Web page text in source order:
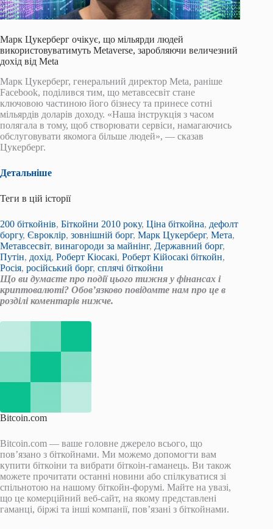
Марк Цукерберг очікує, що мільярди людей
використовуватимуть Metaverse, заробляючи величезний
дохід від Meta
Марк Цукерберг, генеральний директор Meta, раніше
Facebook, поділився тим, що метавсесвіт стане
ключовою частиною його бізнесу та принесе сотні
мільярдів доларів доходу. «Наша інструкція з часом
полягала в тому, щоб створювати сервіси, намагаючись
обслуговувати якомога більше людей», — сказав
Цукерберг.
Детальніше
Теги в цій історії
200 біткойнів, Біткойни 2010 року, Ціна біткойна, дефолт
боргу, Євроклір, зовнішній борг, Марк Цукерберг, Мета,
Метавсесвіт, винагороди за майнінг, Державний борг,
Путін, дохід, Роберт Кіосакі, Роберт Кійосакі біткойн,
Росія, російський борг, сплячі біткойни
Що ви думаєте про події цього тижня у фінансах і
криптовалюті? Обов’язково повідомте нам про це в
розділі коментарів нижче.
Bitcoin.com
Bitcoin.com — ваше головне джерело всього, що
пов’язано з біткойнами. Ми можемо допомогти вам
купити біткоіни та вибрати біткоін-гаманець. Ви також
можете прочитати останні новини або спілкуватися зі
спільнотою на нашому біткойн-форумі. Майте на увазі,
що це комерційний веб-сайт, на якому представлені
гаманці, біржі та інші компанії, пов’язані з біткойнами.